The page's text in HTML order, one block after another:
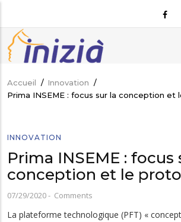
contenu
principal
Fil
Accueil / Innovation /
Prima INSEME : focus sur la conception
INNOVATION
Prima INSEME : focus
conception et le
07/29/2020- Comments
La plateforme technologique (PFT) «